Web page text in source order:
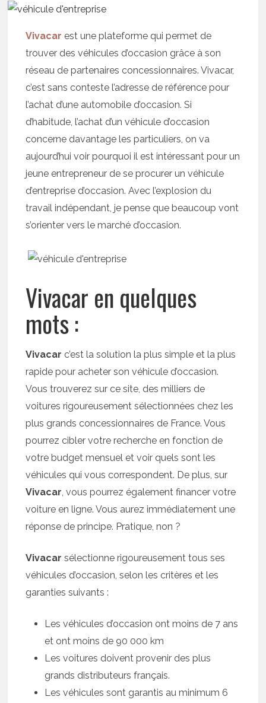
Vivacar est une plateforme qui permet de
trouver des véhicules d’occasion grâce à son
réseau de partenaires concessionnaires. Vivacar,
c’est sans conteste l’adresse de référence pour
l’achat d’une automobile d’occasion. Si
d’habitude, l’achat d’un véhicule d’occasion
concerne davantage les particuliers, on va
aujourd’hui voir pourquoi il est intéressant pour un
jeune entrepreneur de se procurer un véhicule
d’entreprise d’occasion. Avec l’explosion du
travail indépendant, je pense que beaucoup vont
s’orienter vers le marché d’occasion.
Vivacar en quelques
mots :
Vivacar c’est la solution la plus simple et la plus
rapide pour acheter son véhicule d’occasion.
Vous trouverez sur ce site, des milliers de
voitures rigoureusement sélectionnées chez les
plus grands concessionnaires de France. Vous
pourrez cibler votre recherche en fonction de
votre budget mensuel et voir quels sont les
véhicules qui vous correspondent. De plus, sur
Vivacar, vous pourrez également financer votre
voiture en ligne. Vous aurez immédiatement une
réponse de principe. Pratique, non ?
Vivacar sélectionne rigoureusement tous ses
véhicules d’occasion, selon les critères et les
garanties suivants :
Les véhicules d’occasion ont moins de 7 ans
et ont moins de 90 000 km
Les voitures doivent provenir des plus
grands distributeurs français.
Les véhicules sont garantis au minimum 6